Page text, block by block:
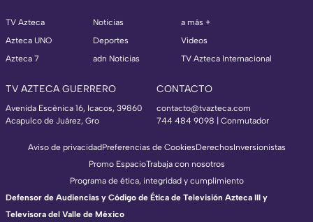
TV Azteca
Azteca UNO
Azteca 7
Noticias
Deportes
adn Noticias
a más +
Videos
TV Azteca Internacional
TV AZTECA GUERRERO
Avenida Escénica 16, Icacos, 39860
Acapulco de Juárez, Gro
CONTACTO
contacto@tvazteca.com
744 484 9098 | Conmutador
Aviso de privacidadPreferencias de CookiesDerechosInversionistas
Promo EspacioTrabaja con nosotros
Programa de ética, integridad y cumplimiento
Defensor de Audiencias y Código de Ética de Televisión Azteca III y
Televisora del Valle de México